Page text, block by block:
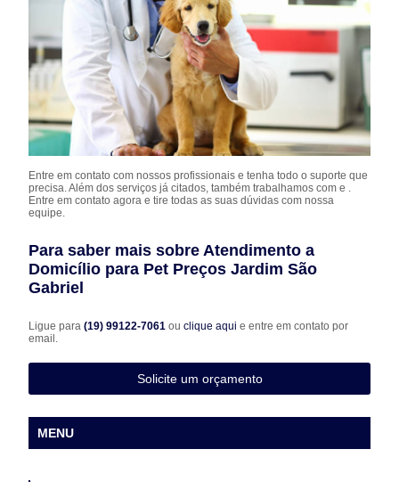
Entre em contato com nossos profissionais e tenha todo o suporte que
precisa. Além dos serviços já citados, também trabalhamos com e .
Entre em contato agora e tire todas as suas dúvidas com nossa
equipe.
Para saber mais sobre Atendimento a
Domicílio para Pet Preços Jardim São
Gabriel
Ligue para(19) 99122-7061ouclique aqui e entre em contato por
email.
Solicite um orçamento
MENU